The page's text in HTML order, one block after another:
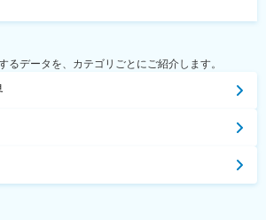
るデータを、カテゴリごとにご紹介します。